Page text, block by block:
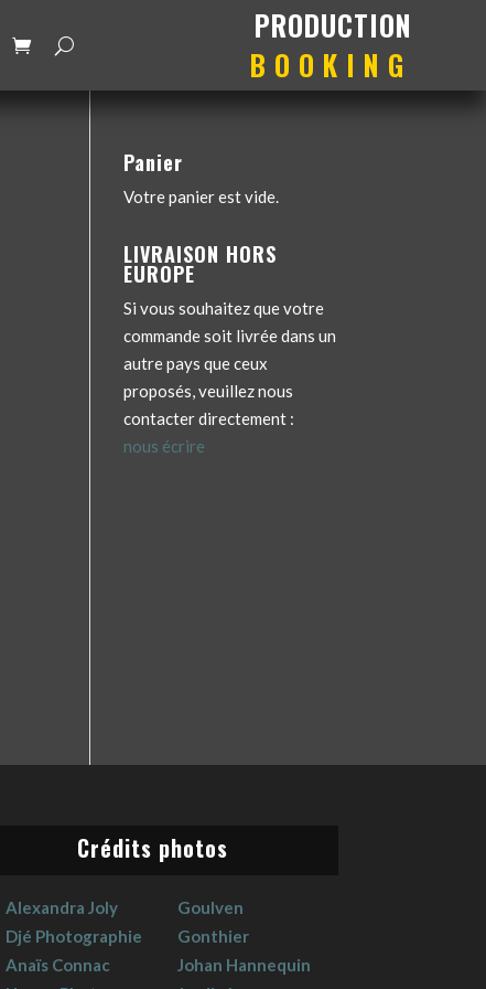
production
booking
Panier
Votre panier est vide.
LIVRAISON HORS
EUROPE
Si vous souhaitez que votre
commande soit livrée dans un
autre pays que ceux
proposés, veuillez nous
contacter directement :
nous écrire
Crédits photos
Alexandra Joly
Djé Photographie
Anaïs Connac
Goulven
Gonthier
Johan Hannequin